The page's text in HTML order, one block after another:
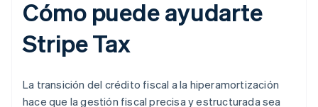
Cómo puede ayudarte
Stripe Tax
La transición del crédito fiscal a la hiperamortización
hace que la gestión fiscal precisa y estructurada sea